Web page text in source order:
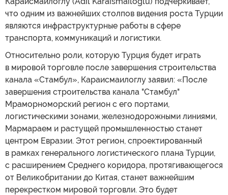
что одним из важнейших столпов видения роста Турции
являются инфраструктурные работы в сфере
транспорта, коммуникаций и логистики.
Относительно роли, которую Турция будет играть
в мировой торговле после завершения строительства
канала «Стамбул», Караисмаилоглу заявил: «После
завершения строительства канала "Стамбул"
Мраморноморский регион с его портами,
логистическими зонами, железнодорожными линиями,
Мармараем и растущей промышленностью станет
центром Евразии. Этот регион, спроектированный
в рамках генерального логистического плана Турции,
с расширением Среднего коридора, протягивающегося
от Великобритании до Китая, станет важнейшим
перекрестком мировой торговли. Это будет